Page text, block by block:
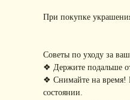
При покупке
Советы по уходу за
❖ Держите подальше
❖ Снимайте на время!
состоянии.